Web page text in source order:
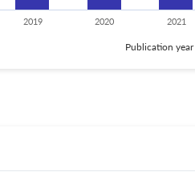
Publication year
2019 2020 2021